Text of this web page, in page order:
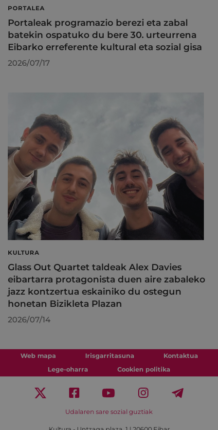
PORTALEA
Portaleak programazio berezi eta zabal
batekin ospatuko du bere 30. urteurrena
Eibarko erreferente kultural eta sozial gisa
2026/07/17
KULTURA
Glass Out Quartet taldeak Alex Davies
eibartarra protagonista duen aire zabaleko
jazz kontzertua eskainiko du ostegun
honetan Bizikleta Plazan
2026/07/14
Web mapa Irisgarritasuna
Kontaktua
Lege-oharra
Cookien politika
Udalaren sare sozial guztiak